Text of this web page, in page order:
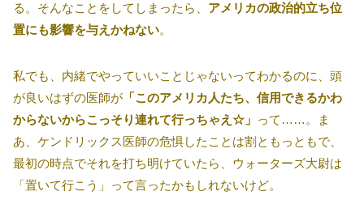
る。そんなことをしてしまったら、 アメリカの政治的立ち位
置にも影響を与えかねない。
私でも、内緒でやっていいことじゃないってわかるのに、頭
が良いはずの医師が 「このアメリカ人たち、信用できるかわ
からないからこっそり連れて行っちゃえ☆」 って……。ま
あ、ケンドリックス医師の危惧したことは割ともっともで、
最初の時点でそれを打ち明けていたら、ウォーターズ大尉は
「置いて行こう」って言ったかもしれないけど。